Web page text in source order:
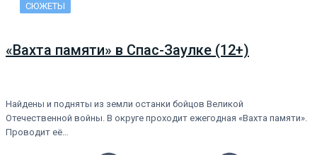
СЮЖЕТЫ
«Вахта памяти» в Спас-Заулке (12+)
Найдены и подняты из земли останки бойцов Великой
Отечественной войны. В округе проходит ежегодная «Вахта памяти».
Проводит её…